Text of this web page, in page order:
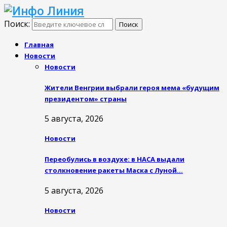
Поиск: Поиск
Главная
Новости
Новости
Жители Венгрии выбрали героя мема «будущим
президентом» страны
5 августа, 2026
Новости
Переобулись в воздухе: в НАСА выдали
столкновение ракеты Маска с Луной…
5 августа, 2026
Новости